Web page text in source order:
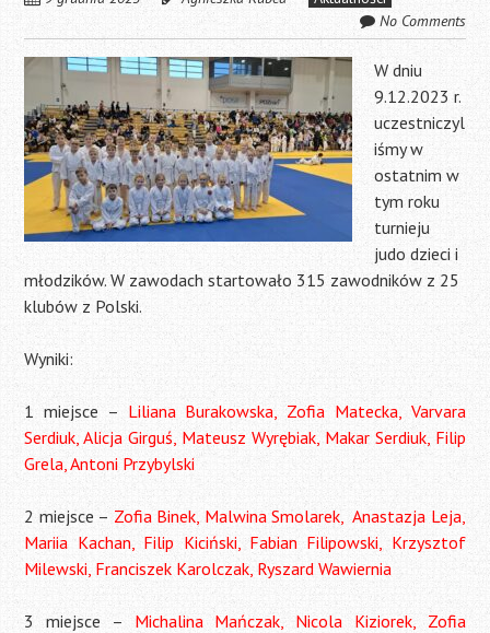
No Comments
W dniu
9.12.2023 r.
uczestniczyl
iśmy w
ostatnim w
tym roku
turnieju
judo dzieci i
młodzików. W zawodach startowało 315 zawodników z 25
klubów z Polski.
Wyniki:
1 miejsce – Liliana Burakowska, Zofia Matecka, Varvara
Serdiuk, Alicja Girguś, Mateusz Wyrębiak, Makar Serdiuk, Filip
Grela, Antoni Przybylski
2 miejsce – Zofia Binek, Malwina Smolarek, Anastazja Leja,
Mariia Kachan, Filip Kiciński, Fabian Filipowski, Krzysztof
Milewski, Franciszek Karolczak, Ryszard Wawiernia
3 miejsce – Michalina Mańczak, Nicola Kiziorek, Zofia